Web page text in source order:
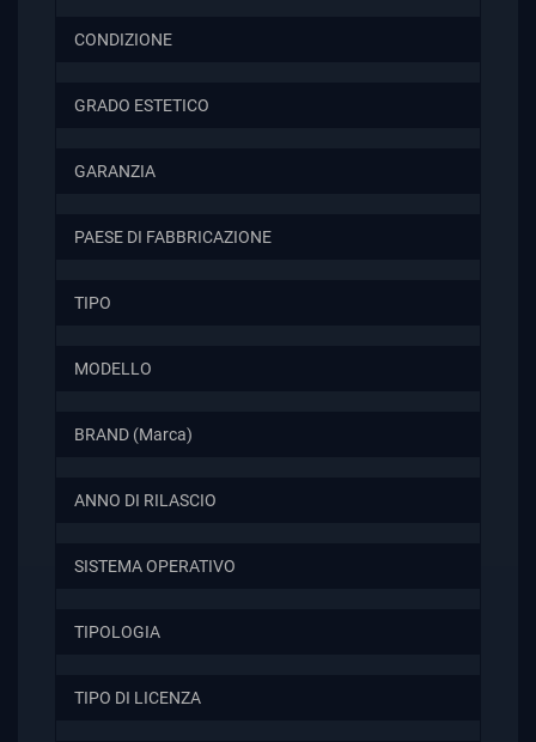
CONDIZIONE
GRADO ESTETICO
GARANZIA
PAESE DI FABBRICAZIONE
TIPO
MODELLO
BRAND (Marca)
ANNO DI RILASCIO
SISTEMA OPERATIVO
TIPOLOGIA
TIPO DI LICENZA